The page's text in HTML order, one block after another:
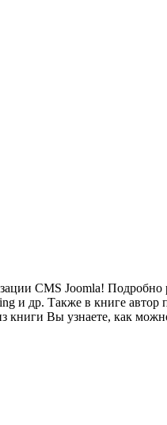
CMS Joomla! Подробно
и др. Также в книге
Вы узнаете, как